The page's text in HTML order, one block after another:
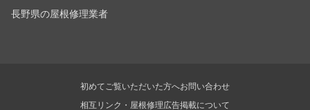
長野県の屋根修理業者
初めてご覧いただいた方へお問い合わせ
相互リンク・屋根修理広告掲載について